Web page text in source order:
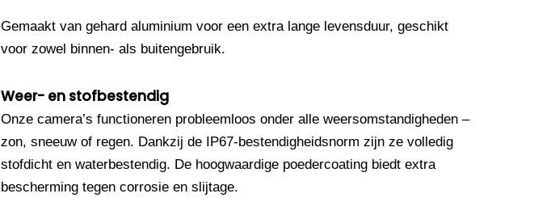
Gemaakt van gehard aluminium voor een extra lange levensduur, geschikt
voor zowel binnen- als buitengebruik.
Weer- en stofbestendig
Onze camera’s functioneren probleemloos onder alle weersomstandigheden –
zon, sneeuw of regen. Dankzij de IP67-bestendigheidsnorm zijn ze volledig
stofdicht en waterbestendig. De hoogwaardige poedercoating biedt extra
bescherming tegen corrosie en slijtage.